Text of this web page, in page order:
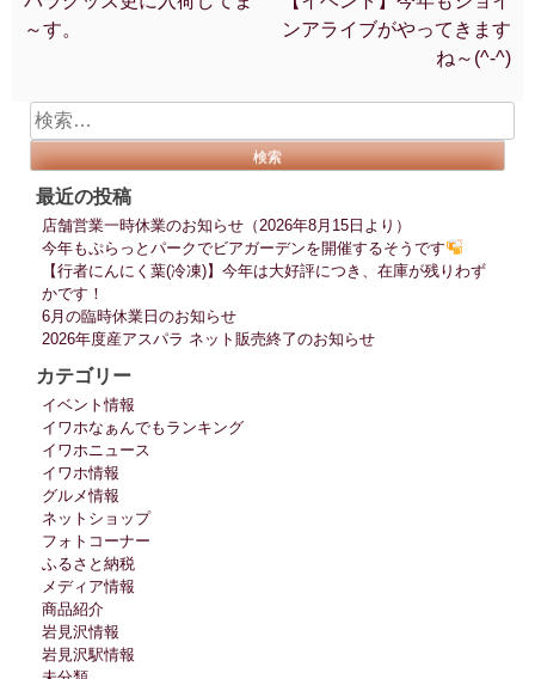
投
稿
ゲ
ー
ョ
ン
～す。
ンアライブがやってきます
ね～(^-^)
検
索:
最近の投稿
店舗営業一時休業のお知らせ（2026年8月15日より）
今年もぷらっとパークでビアガーデンを開催するそうです
【行者にんにく葉(冷凍)】今年は大好評につき、在庫が残りわず
かです！
6月の臨時休業日のお知らせ
2026年度産アスパラ ネット販売終了のお知らせ
カテゴリー
イベント情報
イワホなぁんでもランキング
イワホニュース
イワホ情報
グルメ情報
ネットショップ
フォトコーナー
ふるさと納税
メディア情報
商品紹介
岩見沢情報
岩見沢駅情報